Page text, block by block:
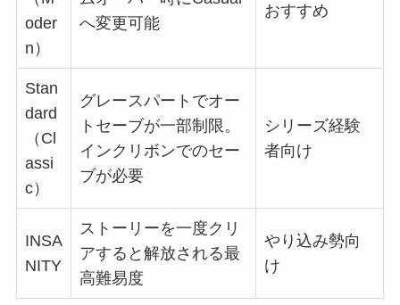
oder
n）
へ変更可能
おすすめ
Stan
dard
（Cl
assi
c）
グレースパートでオー
トセーブが一部制限。
インクリボンでのセー
ブが必要
シリーズ経験
者向け
INSA
NITY
ストーリーを一度クリ
アすると解放される最
高難易度
やり込み勢向
け